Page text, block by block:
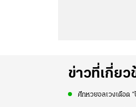
ข่าวที่เกี่ยว
ศึกหวยอลเวงเดือด